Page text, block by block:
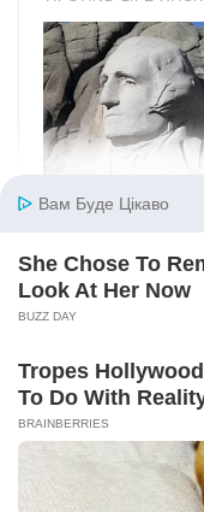
Вам Буде Цікаво
She Chose To
Look At Her Now
BUZZ DAY
Tropes
To Do With
BRAINBERRIES